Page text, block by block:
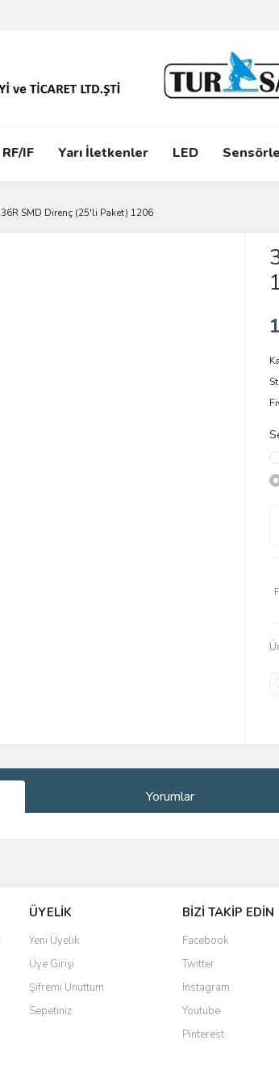
RF/IF Yarı İletkenler LED
36R SMD Direnç (25'li Paket) 1206
Yorumlar
ÜYELİK
Yeni Üyelik
Üye Girişi
Şifremi Unuttum
Sepetiniz
BİZİ TAKİP EDİN
Facebook
Twitter
Instagram
Youtube
Pinterest